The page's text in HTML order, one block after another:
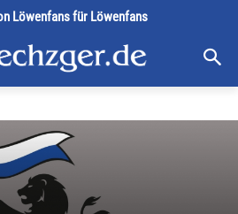
Löwenfans für Löwenfans